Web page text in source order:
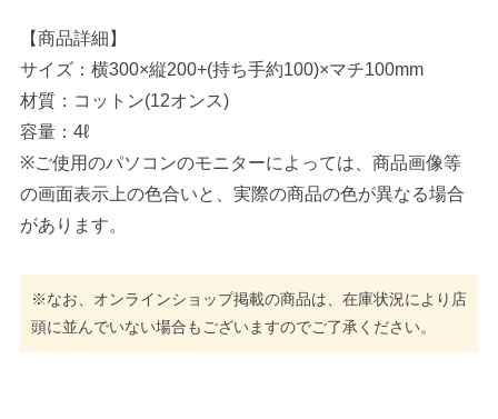
【商品詳細】
サイズ：横300×縦200+(持ち手約100)×マチ100mm
材質：コットン(12オンス)
容量：4ℓ
※ご使用のパソコンのモニターによっては、商品画像等
の画面表示上の色合いと、実際の商品の色が異なる場合
があります。
※なお、オンラインショップ掲載の商品は、在庫状況により店
頭に並んでいない場合もございますのでご了承ください。